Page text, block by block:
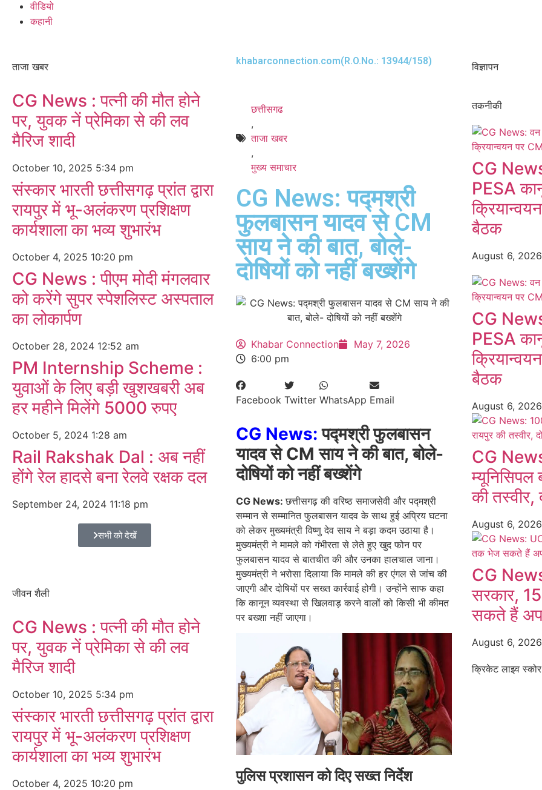
वीडियो
कहानी
ताजा खबर
CG News : पत्नी की मौत होने
पर, युवक नें प्रेमिका से की लव
मैरिज शादी
October 10, 2025 5:34 pm
संस्कार भारती छत्तीसगढ़ प्रांत द्वारा
रायपुर में भू-अलंकरण प्रशिक्षण
कार्यशाला का भव्य शुभारंभ
October 4, 2025 10:20 pm
CG News : पीएम मोदी मंगलवार
को करेंगे सुपर स्पेशलिस्ट अस्पताल
का लोकार्पण
October 28, 2024 12:52 am
PM Internship Scheme :
युवाओं के लिए बड़ी खुशखबरी अब
हर महीने मिलेंगे 5000 रुपए
October 5, 2024 1:28 am
Rail Rakshak Dal : अब नहीं
होंगे रेल हादसे बना रेलवे रक्षक दल
September 24, 2024 11:18 pm
सभी को देखें
जीवन शैली
CG News : पत्नी की मौत होने
पर, युवक नें प्रेमिका से की लव
मैरिज शादी
October 10, 2025 5:34 pm
संस्कार भारती छत्तीसगढ़ प्रांत द्वारा
रायपुर में भू-अलंकरण प्रशिक्षण
कार्यशाला का भव्य शुभारंभ
October 4, 2025 10:20 pm
khabarconnection.com(R.O.No.: 13944/158)
छत्तीसगढ
,
ताजा खबर
,
मुख्य समाचार​
CG News: पद्मश्री
फुलबासन यादव से CM
साय ने की बात, बोले-
दोषियों को नहीं बख्शेंगे
Khabar Connection
May 7, 2026
6:00 pm
Facebook Twitter WhatsApp Email
CG News: पद्मश्री फुलबासन
यादव से CM साय ने की बात, बोले-
दोषियों को नहीं बख्शेंगे
CG News:छत्तीसगढ़ की वरिष्ठ समाजसेवी और पद्मश्री
सम्मान से सम्मानित फुलबासन यादव के साथ हुई अप्रिय घटना
को लेकर मुख्यमंत्री विष्णु देव साय ने बड़ा कदम उठाया है।
मुख्यमंत्री ने मामले को गंभीरता से लेते हुए खुद फोन पर
फुलबासन यादव से बातचीत की और उनका हालचाल जाना।
मुख्यमंत्री ने भरोसा दिलाया कि मामले की हर एंगल से जांच की
जाएगी और दोषियों पर सख्त कार्रवाई होगी। उन्होंने साफ कहा
कि कानून व्यवस्था से खिलवाड़ करने वालों को किसी भी कीमत
पर बख्शा नहीं जाएगा।
पुलिस प्रशासन को दिए सख्त निर्देश
विज्ञापन
तकनीकी
CG
PESA
बैठक
August 6,
CG
PESA
बैठक
August 6,
CG
म्यूनिसिपल
की तस्वीर,
August 6,
CG
सरकार,
सकते हैं
August 6,
क्रिकेट लाइव स्कोर